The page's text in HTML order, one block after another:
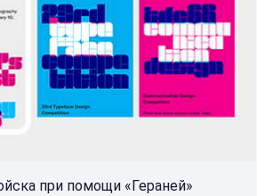
при помощи «Гераней»